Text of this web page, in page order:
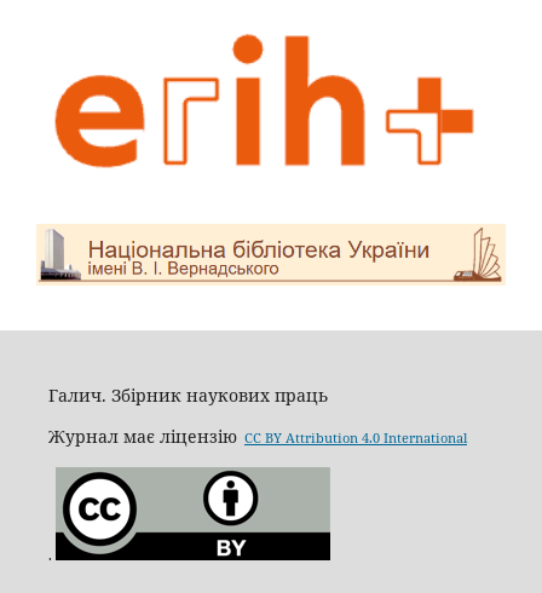
Галич. Збірник наукових праць
Журнал має ліцензію CC BY Attribution 4.0 International
.